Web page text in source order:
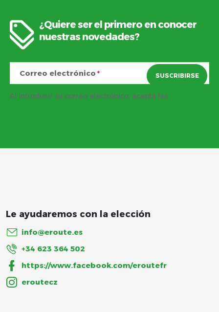
P
e
g
n
a
¿Quiere ser el primero en conocer
nuestras novedades?
Correo electrónico
Al introducir su correo electrónico, acepta las
SUSCRIBIRSE
info@eroute.es
+34 623 364 502
https://www.facebook.com/eroutefr
eroutecz